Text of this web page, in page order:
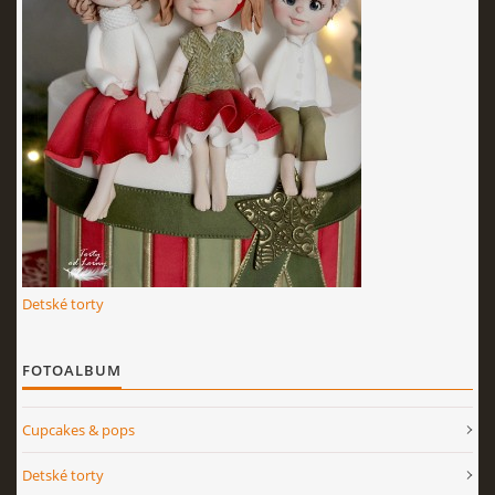
KURZY - ŠKOLENIA
Torty od Lorny
Prievidza
0911494673
© 2026 eStránky.sk|RSS|Aktualizované 4. 11. 2025|Hore ↑
Detské torty
FOTOALBUM
Cupcakes & pops
Detské torty